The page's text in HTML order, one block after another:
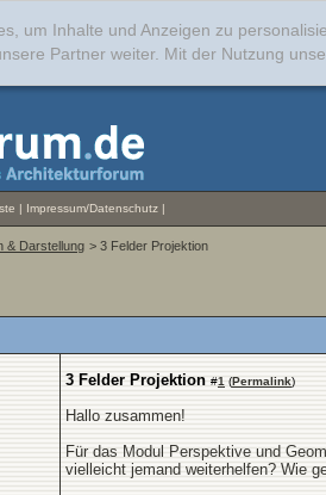
um Inhalte und Anzeigen zu
Partner weiter. Mit der Nutzung
| Impressum/Datenschutz |
& Darstellung > 3 Felder Projektion
3 Felder Projektion #1 (Permalink)
Hallo zusammen!
Für das Modul Perspektive und
vielleicht jemand weiterhelfen? Wie